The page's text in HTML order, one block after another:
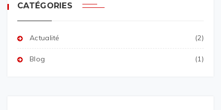
CATÉGORIES
Actualité (2)
Blog (1)